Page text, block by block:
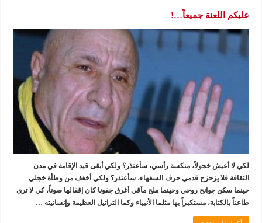
عليكم اللعنة جميعاً…!
لكي لا أعيش خجولاً، منكسة رأسي، سأعتذر؟ ولكي أبقى قيد الإقامة في مدن
الثقافة فلا يزحزح قدمي حرف السفهاء، سأعتذر؟ ولكي أخفف من وطأة خجلي
حينما سكن جوانح روحي وحينما ملح مآقي أغرق جفونا كان إقفالها صوناً، كي لا ترى
طاعناً بالكتابة، مستكبراً بها مثلما الأنبياء وكما التراتيل العظيمة وإنسانيته …